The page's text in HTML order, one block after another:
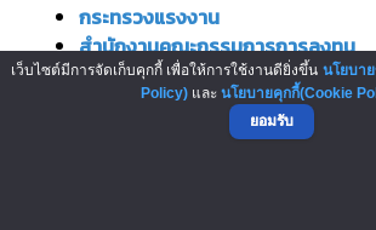
กระทรวงแรงงาน
สำนักงานคณะกรรมการการลงทุน
คณะกรรมการอาหารและยา
กระทรวงการค้าและอุตสาหกรรม
เว็บไซต์มีการจัดเก็บคุกกี้ เพื่อให้การใช้งานดียิ่งขึ้น นโยบา
Policy)และ นโยบายคุกกี้(Cookie
ยอมรับ